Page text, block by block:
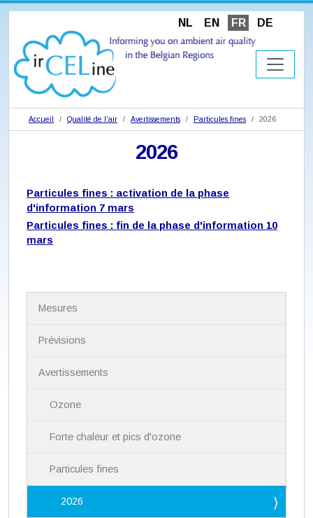
NL EN FR DE
Accueil Qualité de l'air Avertissements Particules fines 2026
2026
Particules fines : activation de la phase
d'information 7 mars
Particules fines : fin de la phase d'information 10
mars
Mesures
Prévisions
Avertissements
Ozone
Forte chaleur et pics d'ozone
Particules fines
2026